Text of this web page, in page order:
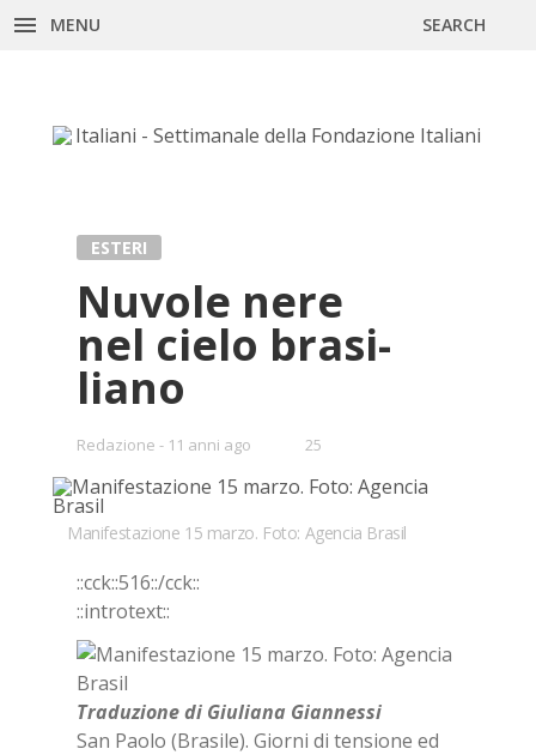
MENU SEARCH
ESTERI
Nu­vo­le nere
nel cie­lo bra­si­
lia­no
Redazione 11 anni ago
•
25
Manifestazione 15 marzo. Foto: Agencia Brasil
::cck::516::/​cck::
::in­tro­text::
Tra­du­zio­ne di Giu­lia­na Gian­nes­si
San Pao­lo (Bra­si­le). Gior­ni di ten­sio­ne ed